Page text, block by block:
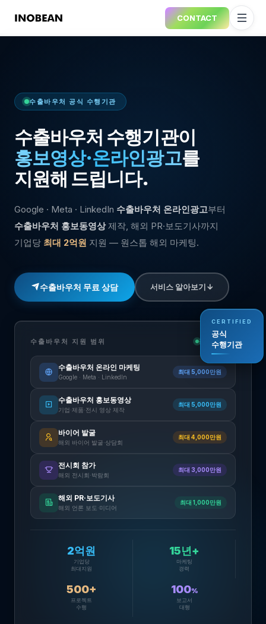
CONTACT
수출바우처 공식 수행기관
수출바우처 수행기관이
홍보영상·온라인광고를
지원해 드립니다.
Google · Meta · LinkedIn 수출바우처 온라인광고부터
수출바우처 홍보동영상제작, 해외 PR·보도기사까지
기업당 최대 2억원 지원 — 원스톱 해외 마케팅.
수출바우처 무료 상담 서비스 알아보기
수출바우처 지원 범위 공식 수행기관
수출바우처 온라인 마케팅
Google · Meta · LinkedIn
최대 5,000만원
수출바우처 홍보동영상
기업·제품·전시 영상 제작
최대 5,000만원
바이어 발굴
해외 바이어 발굴·상담회
최대 4,000만원
전시회 참가
해외 전시회·박람회
최대 3,000만원
해외 PR·보도기사
해외 언론 보도·미디어
최대 1,000만원
2억원
기업당
최대지원
15년+
마케팅
경력
500+
프로젝트
수행
100%
보고서
대행
CERTIFIED
공식
수행기관